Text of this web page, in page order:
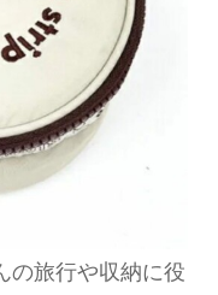
の旅行や収納に役